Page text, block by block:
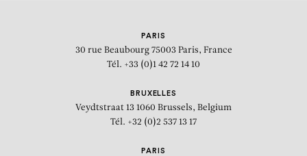
PARIS
30 rue Beaubourg 75003 Paris, France
Tél. +33 (0)1 42 72 14 10
BRUXELLES
Veydtstraat 13 1060 Brussels, Belgium
Tél. +32 (0)2 537 13 17
PARIS